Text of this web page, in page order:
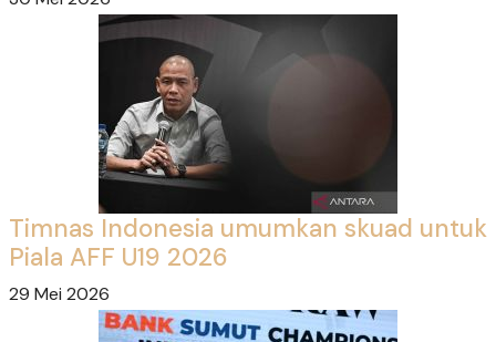
Timnas Indonesia umumkan skuad untuk
Piala AFF U19 2026
29 Mei 2026